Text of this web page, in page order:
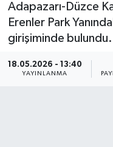
Adapazarı-Düzce
Erenler Park
girişiminde bulundu.
18.05.2026 - 13:40
YAYINLANMA